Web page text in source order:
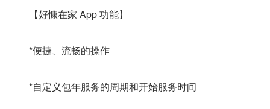
【好慷在家 App 功能】
*便捷、流畅的操作
*自定义包年服务的周期和开始服务时间